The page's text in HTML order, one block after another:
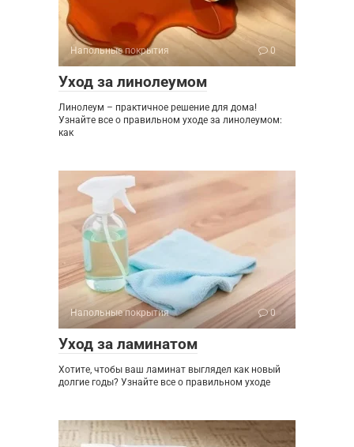
Напольные покрытия 0
Уход за линолеумом
Линолеум – практичное решение для дома!
Узнайте все о правильном уходе за линолеумом:
как
Напольные покрытия 0
Уход за ламинатом
Хотите, чтобы ваш ламинат выглядел как новый
долгие годы? Узнайте все о правильном уходе